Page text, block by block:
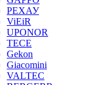
РЕХАУ
ViEiR
UPONOR
TECE
Gekon
Giacomini
VALTEC